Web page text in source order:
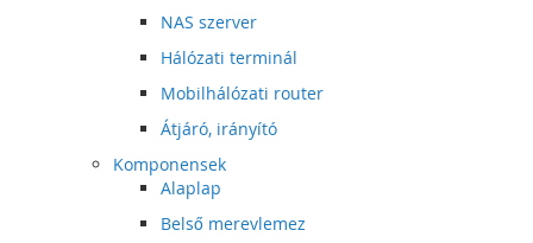
NAS szerver
Hálózati terminál
Mobilhálózati router
Átjáró, irányító
Komponensek
Alaplap
Belső merevlemez